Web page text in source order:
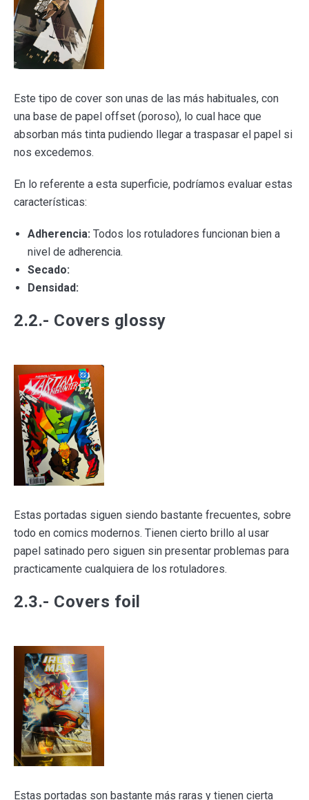
Este tipo de cover son unas de las más habituales, con
una base de papel offset (poroso), lo cual hace que
absorban más tinta pudiendo llegar a traspasar el papel si
nos excedemos.
En lo referente a esta superficie, podríamos evaluar estas
características:
Adherencia: Todos los rotuladores funcionan bien a
nivel de adherencia.
Secado:
Densidad:
2.2.- Covers glossy
Estas portadas siguen siendo bastante frecuentes, sobre
todo en comics modernos. Tienen cierto brillo al usar
papel satinado pero siguen sin presentar problemas para
practicamente cualquiera de los rotuladores.
2.3.- Covers foil
Estas portadas son bastante más raras y tienen cierta